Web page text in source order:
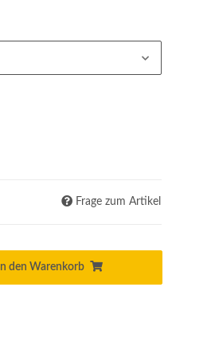
Frage zum Artikel
In den Warenkorb